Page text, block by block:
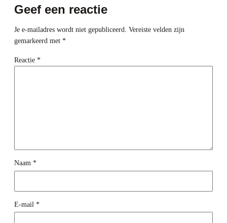
Geef een reactie
Je e-mailadres wordt niet gepubliceerd. Vereiste velden zijn
gemarkeerd met *
Reactie *
Naam *
E-mail *